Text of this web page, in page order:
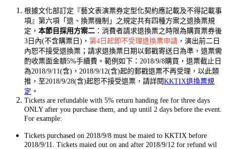
根據文化部訂定『藝文表演票券定型化契約應記載及不得記載事
項』第六項「退、換票機制」之規定共有四種方案之退換票規
定， 本節目採用方案二 ：消費者請求退換票之時限為購買票券後
3日內(不含購票日)， 第4日起即不受理退換票申請 ，演出前二日
內恕不接受退換票；請求退換票日期以郵戳寄送日為準，退票需
酌收票面金額5%手續費。範例如下：2018/9/8購買，退票截止日
為2018/9/11(含)，2018/9/12(含)起的郵戳退票不再受理，以此類
推，至2018/9/28(含)起恕不接受退票，請詳閱KKTIX退換票規
定 。
Tickets are refundable with 5% return handing fee for three days
ONLY after you purchase them, and up until 2 days before the event.
For example:
Tickets purchased on 2018/9/8 must be maied to KKTIX before
2018/9/11. Tickets maied out on and after 2018/9/12 for refund wil